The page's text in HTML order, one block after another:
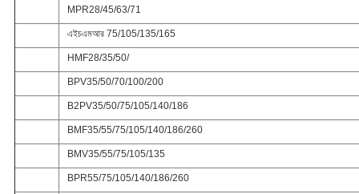
MPR28/45/63/71
এইচএমআর 75/105/135/165
HMF28/35/50/
BPV35/50/70/100/200
B2PV35/50/75/105/140/186
BMF35/55/75/105/140/186/260
BMV35/55/75/105/135
BPR55/75/105/140/186/260